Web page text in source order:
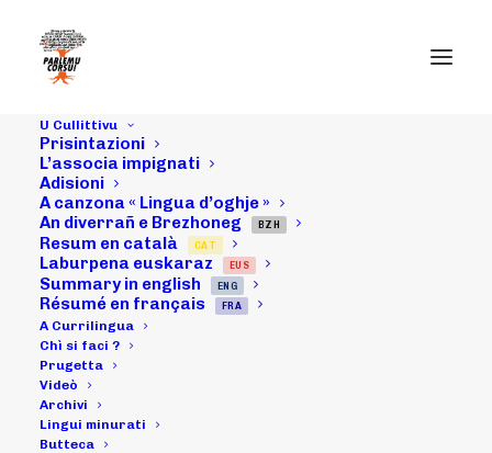
U Cullittivu
Prisintazioni
L’associa impignati
Adisioni
A canzona « Lingua d’oghje »
An diverrañ e Brezhoneg
BZH
Resum en català CAT
Laburpena euskaraz EUS
Summary in english ENG
Résumé en français FRA
A Currilingua
Chì si faci ?
Prugetta
Videò
Archivi
Lingui minurati
Butteca
12/09/17 :
prisintazioni di u
Prutucollu à a
CTC cù i so
prumurori